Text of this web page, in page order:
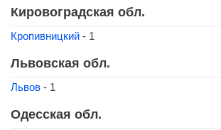
Кировоградская обл.
Кропивницкий - 1
Львовская обл.
Львов - 1
Одесская обл.